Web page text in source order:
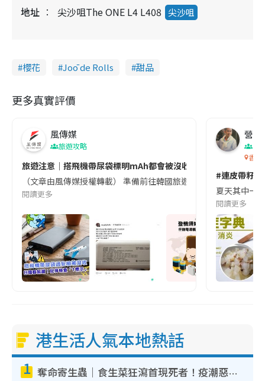
地址
尖沙咀The ONE L4 L408 尖沙咀
櫻花 Joō de Rolls 甜品
更多真實評價
風傳媒
旅遊攻略
旅遊注意｜搭飛機帶尿袋標明mAh都會被沒收😱出發前切記檢查
（文章由風傳媒授權轉載） 準備前往韓國旅遊的民眾，近期要
閱讀更多
營養
香港
#連皮帶籽
夏天其中一
閱讀更多
港生活人氣本地熱話
1 奪命寄生蟲｜食生菜狂瀉首現死者！疫潮惡化錄1.8萬宗病例 揭洗菜3大謬誤